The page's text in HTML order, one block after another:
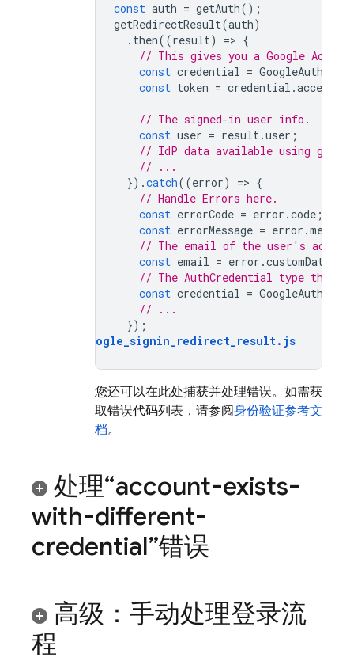
const auth = getAuth();
getRedirectResult(auth)
. then((result) => {
// This gives you a Google
const credential =
const token = credential .
// The signed-in user info.
const user = result.user ;
// IdP data available using
// ...
}).catch((error) => {
// Handle Errors here.
const errorCode = error .code ;
const errorMessage = error .message
// The email of the user's
const email = error .customData
// The AuthCredential type that
const credential =
// ...
});
auth_google_signin_redirect_result. js
您还可以在此处捕获并处理错误。如需获
取错误代码列表，请参阅身份验证参考文
档。
处理“account-exists-
with-different-
credential”错误
高级：手动处理登录流
程